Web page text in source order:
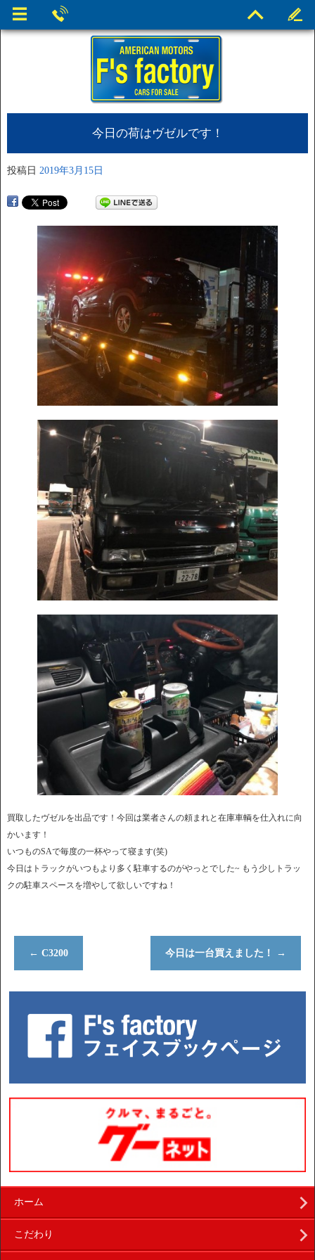
今日の荷はヴゼルです！
投稿日 2019年3月15日
買取したヴゼルを出品です！今回は業者さんの頼まれと在庫車輌を仕入れに向
かいます！
いつものSAで毎度の一杯やって寝ます(笑)
今日はトラックがいつもより多く駐車するのがやっとでした~ もう少しトラッ
クの駐車スペースを増やして欲しいですね！
← C3200 今日は一台買えました！ →
ホーム
こだわり